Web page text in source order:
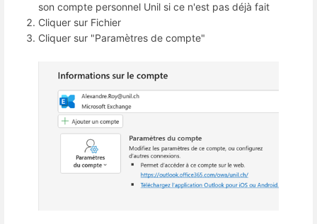
son compte personnel Unil si ce n'est pas déjà fait
Cliquer sur Fichier
Cliquer sur "Paramètres de compte"